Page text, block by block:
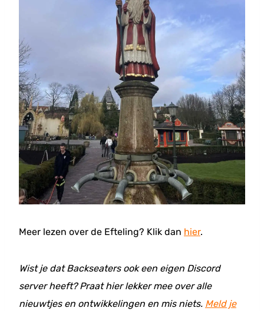
Meer lezen over de Efteling? Klik dan hier.
Wist je dat Backseaters ook een eigen Discord
server heeft? Praat hier lekker mee over alle
nieuwtjes en ontwikkelingen en mis niets. Meld je